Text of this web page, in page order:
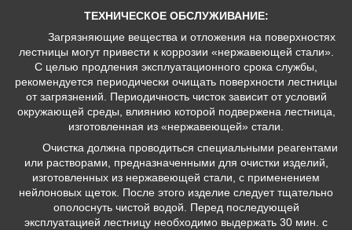
ТЕХНИЧЕСКОЕ ОБСЛУЖИВАНИЕ:
Загрязняющие вещества и отложения на поверхностях
лестницы могут привести к коррозии «нержавеющей стали».
С целью продления эксплуатационного срока службы,
рекомендуется периодически очищать поверхности лестницы
от загрязнений. Периодичность чисток зависит от условий
окружающей среды, влиянию которой подвержена лестница,
изготовленная из «нержавеющей» стали.
Очистка должна проводиться специальными реагентами
или растворами, предназначенными для очистки изделий,
изготовленных из нержавеющей стали, с применением
нейлоновых щеток. После этого изделие следует тщательно
ополоснуть чистой водой. Перед последующей
эксплуатацией лестницу необходимо выдержать 30 мин. с